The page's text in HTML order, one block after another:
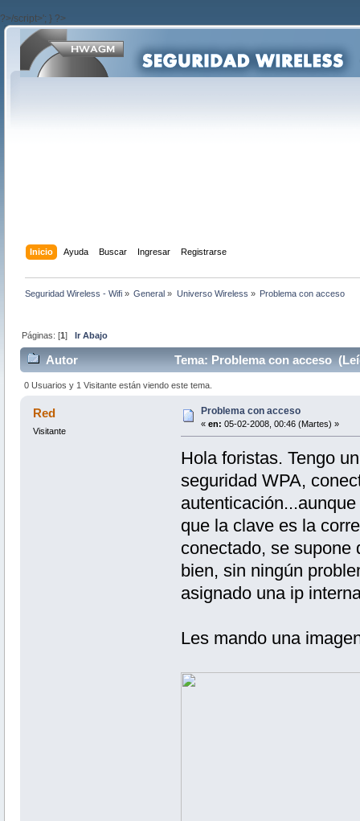
?>/script>'; } ?>
Inicio Ayuda Buscar Ingresar Registrarse
Seguridad Wireless - Wifi » General » Universo Wireless » Problema con acceso
Páginas: [1]Ir Abajo
Autor Tema: Problema con acceso
0 Usuarios y 1 Visitante están viendo este tema.
Red
Visitante
Problema con acceso
« en: 05-02-2008, 00:46 (Martes) »
Hola foristas. Tengo
seguridad WPA,
que la clave es la
conectado, se supone
bien, sin ningún
asignado una ip
Les mando una